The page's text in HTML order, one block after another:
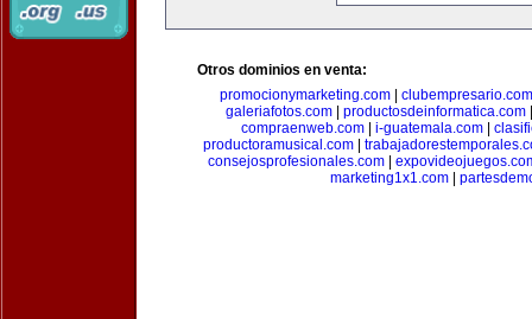
Otros dominios en venta:
promocionymarketing.com| clubempresario.com
galeriafotos.com
productosdeinformatica.com
compraenweb.com| i-guatemala.com|
productoramusical.com
consejosprofesionales.com|
marketing1x1.com